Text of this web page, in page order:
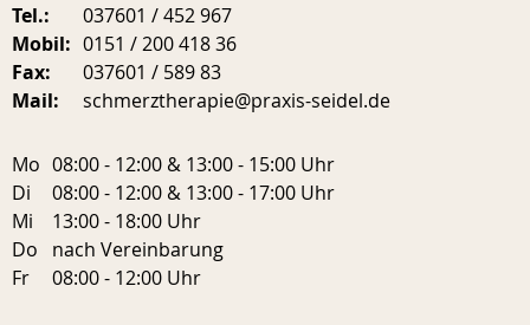
Mo
Di
Mi
Do
Fr
08:00 - 12:00 & 13:00 - 15:00 Uhr
08:00 - 12:00 & 13:00 - 17:00 Uhr
13:00 - 18:00 Uhr
nach Vereinbarung
08:00 - 12:00 Uhr
Tel.:
Mobil:
Fax:
Mail:
037601 / 452 967
0151 / 200 418 36
037601 / 589 83
schmerztherapie@praxis-seidel.de